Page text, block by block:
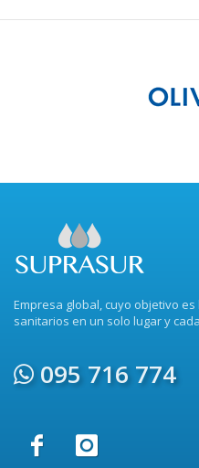
Empresa global, cuyo objetivo
sanitarios en un solo lugar y
095 716 774